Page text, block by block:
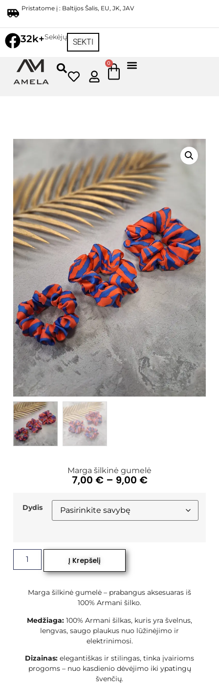
Pristatome į : Baltijos Šalis, EU, JK, JAV
32k+Sekėjų
SEKTI
0
Marga šilkinė gumelė
Marga šilkinė gumelė – prabangus aksesuaras iš
100% Armani šilko.
Medžiaga: 100% Armani šilkas, kuris yra švelnus,
lengvas, saugo plaukus nuo lūžinėjimo ir
elektrinimosi.
Dizainas: elegantiškas ir stilingas, tinka įvairioms
progoms – nuo kasdienio dėvėjimo iki ypatingų
švenčių.
7,00 € – 9,00 €
Dydis
Į Krepšelį